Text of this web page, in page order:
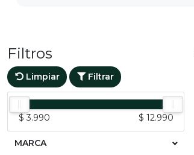
Filtros
Limpiar Filtrar
$ 3.990 $ 12.990
MARCA